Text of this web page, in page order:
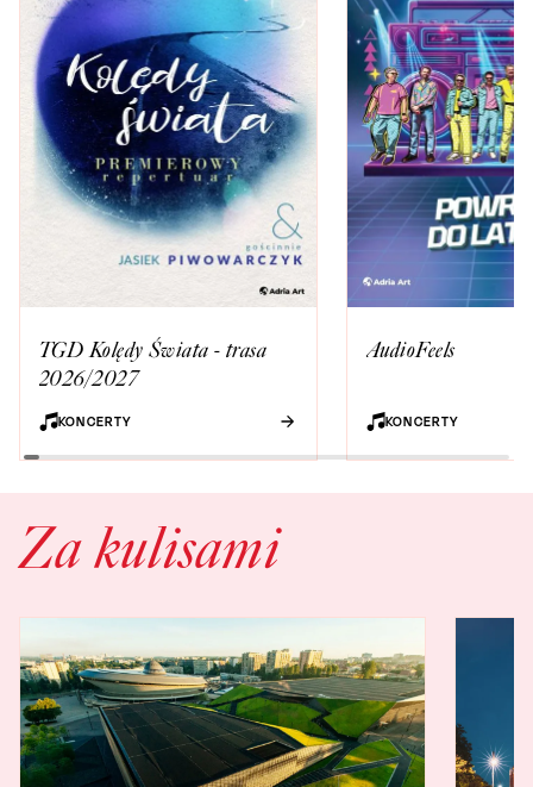
TGD Kolędy Świata - trasa
2026/2027
KONCERTY
AudioFeels
KONCERTY
Za kulisami